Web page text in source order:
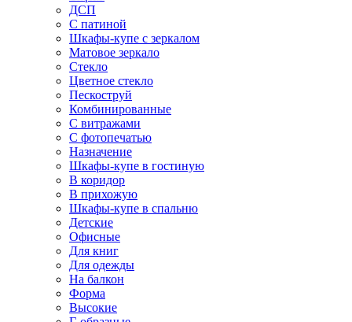
ДСП
С патиной
Шкафы-купе с зеркалом
Матовое зеркало
Стекло
Цветное стекло
Пескоструй
Комбинированные
С витражами
С фотопечатью
Назначение
Шкафы-купе в гостиную
В коридор
В прихожую
Шкафы-купе в спальню
Детские
Офисные
Для книг
Для одежды
На балкон
Форма
Высокие